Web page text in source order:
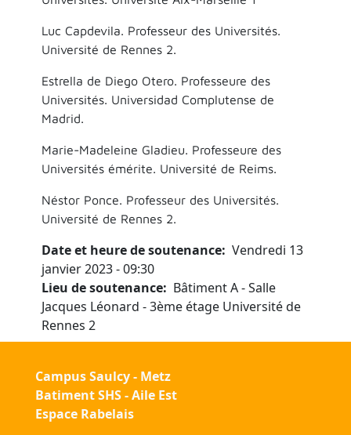
Luc Capdevila. Professeur des Universités.
Université de Rennes 2.
Estrella de Diego Otero. Professeure des
Universités. Universidad Complutense de
Madrid.
Marie-Madeleine Gladieu. Professeure des
Universités émérite. Université de Reims.
Néstor Ponce. Professeur des Universités.
Université de Rennes 2.
Date et heure de soutenance
Vendredi 13
janvier 2023 - 09:30
Lieu de soutenance
Bâtiment A - Salle
Jacques Léonard - 3ème étage Université de
Rennes 2
Campus Saulcy - Metz
Batiment SHS - Aile Est
Espace Rabelais